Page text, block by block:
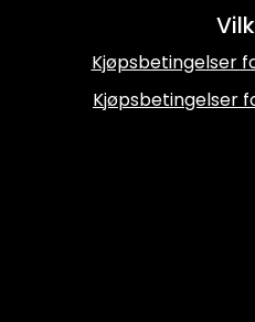
Kjøpsbetingelser
Kjøpsbetingelser